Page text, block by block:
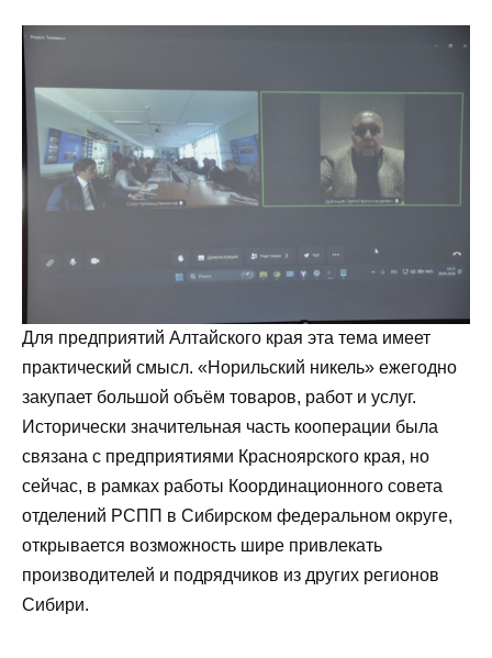
Для предприятий Алтайского края эта тема имеет
практический смысл. «Норильский никель» ежегодно
закупает большой объём товаров, работ и услуг.
Исторически значительная часть кооперации была
связана с предприятиями Красноярского края, но
сейчас, в рамках работы Координационного совета
отделений РСПП в Сибирском федеральном округе,
открывается возможность шире привлекать
производителей и подрядчиков из других регионов
Сибири.